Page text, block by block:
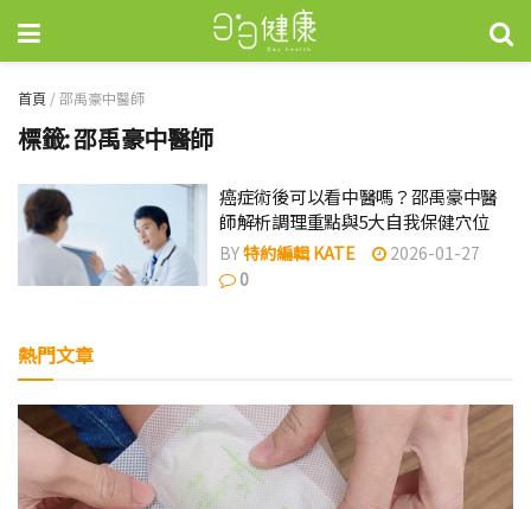
首頁 /邵禹豪中醫師
標籤:邵禹豪中醫師
癌症術後可以看中醫嗎？邵禹豪中醫
師解析調理重點與5大自我保健穴位
BY特約編輯 KATE
2026-01-27
0
熱門文章